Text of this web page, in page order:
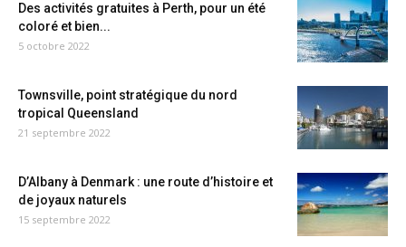
Des activités gratuites à Perth, pour un été
coloré et bien...
5 octobre 2022
Townsville, point stratégique du nord
tropical Queensland
21 septembre 2022
D’Albany à Denmark : une route d’histoire et
de joyaux naturels
15 septembre 2022